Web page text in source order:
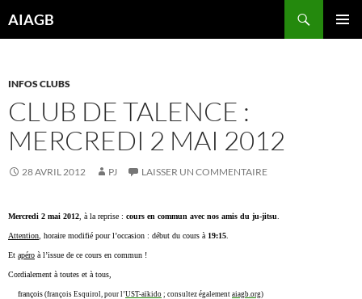
auAIAGB
INFOS CLUBS
CLUB DE TALENCE :
MERCREDI 2 MAI 2012
28 AVRIL 2012 PJ LAISSER UN COMMENTAIRE
Mercredi 2 mai 2012 , à la reprise : cours en commun avec nos amis du ju-jitsu
Attention , horaire modifié pour l’occasion : début du cours à 19:15
Et apéro à l’issue de ce cours en commun !
Cordialement à toutes et à tous,
françois (françois Esquirol, pour l’UST-aïkido ; consultez également aiagb.org)